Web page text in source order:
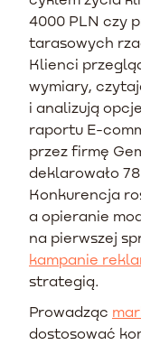
4000 PLN czy
tarasowych
Klienci
wymiary,
i analizują
raportu E-
przez firmę
deklarowało
Konkurencja
a opieranie
na pierwszej
kampanie
strategią.
Prowadząc
dostosować